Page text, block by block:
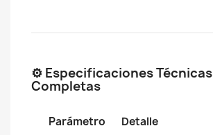
⚙️ Especificaciones Técnicas
Completas
Parámetro Detalle